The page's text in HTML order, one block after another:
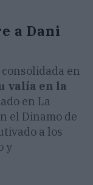
a Dani
en
valía en la
en La
el Dinamo de
a los
y